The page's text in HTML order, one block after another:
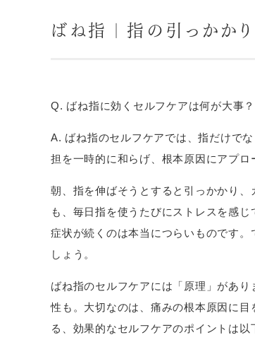
ばね指｜指の引っかか
Q. ばね指に効くセルフケアは何が大事？
A. ばね指のセルフケアでは、指だけで
担を一時的に和らげ、根本原因にアプロ
朝、指を伸ばそうとすると引っかかり
も、毎日指を使うたびにストレスを感
症状が続くのは本当につらいものです
しょう。
ばね指のセルフケアには「原理」があ
性も。大切なのは、痛みの根本原因に
る、効果的なセルフケアのポイントは以